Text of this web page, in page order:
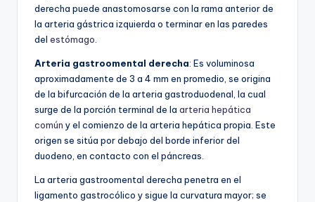
derecha puede anastomosarse con la rama anterior de
la arteria gástrica izquierda o terminar en las paredes
del estómago.
Arteria gastroomental derecha: Es voluminosa
aproximadamente de 3 a 4 mm en promedio, se origina
de la bifurcación de la arteria gastroduodenal, la cual
surge de la porción terminal de la arteria hepática
común y el comienzo de la arteria hepática propia. Este
origen se sitúa por debajo del borde inferior del
duodeno, en contacto con el páncreas.
La arteria gastroomental derecha penetra en el
ligamento gastrocólico y sigue la curvatura mayor; se